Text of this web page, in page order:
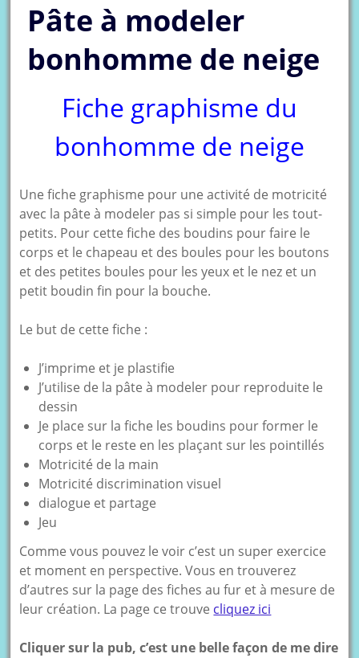
Pâte à modeler
bonhomme de neige
Fiche graphisme du
bonhomme de neige
Une fiche graphisme pour une activité de motricité
avec la pâte à modeler pas si simple pour les tout-
petits. Pour cette fiche des boudins pour faire le
corps et le chapeau et des boules pour les boutons
et des petites boules pour les yeux et le nez et un
petit boudin fin pour la bouche.
Le but de cette fiche :
J’imprime et je plastifie
J’utilise de la pâte à modeler pour reproduite le
dessin
Je place sur la fiche les boudins pour former le
corps et le reste en les plaçant sur les pointillés
Motricité de la main
Motricité discrimination visuel
dialogue et partage
Jeu
Comme vous pouvez le voir c’est un super exercice
et moment en perspective. Vous en trouverez
d’autres sur la page des fiches au fur et à mesure de
leur création. La page ce trouve cliquez ici
Cliquer sur la pub, c’est une belle façon de me dire